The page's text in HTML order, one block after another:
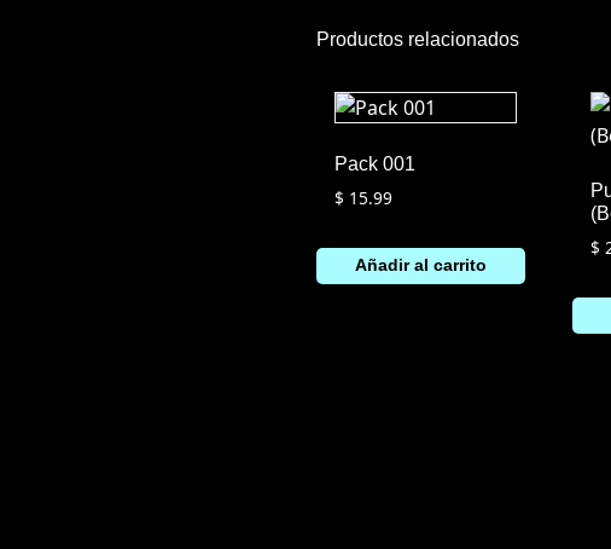
Productos relacionados
Pack 001
$ 15.99
Añadir al carrito
$